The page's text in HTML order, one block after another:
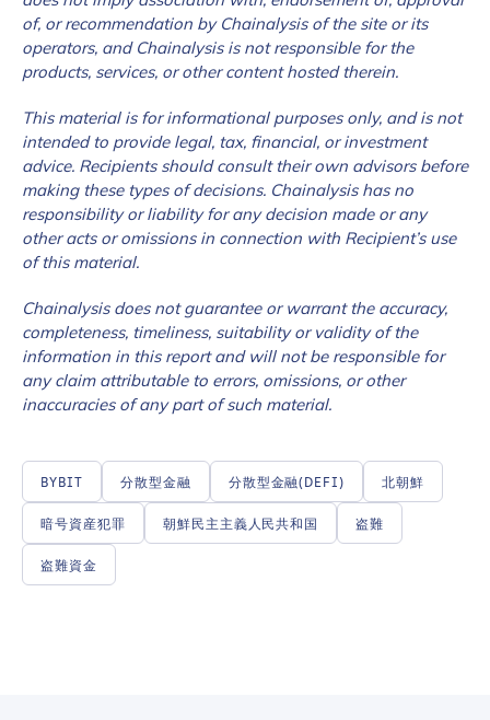
of, or recommendation by Chainalysis of the site or its
operators, and Chainalysis is not responsible for the
products, services, or other content hosted therein.
This material is for informational purposes only, and is not
intended to provide legal, tax, financial, or investment
advice. Recipients should consult their own advisors before
making these types of decisions. Chainalysis has no
responsibility or liability for any decision made or any
other acts or omissions in connection with Recipient’s use
of this material.
Chainalysis does not guarantee or warrant the accuracy,
completeness, timeliness, suitability or validity of the
information in this report and will not be responsible for
any claim attributable to errors, omissions, or other
inaccuracies of any part of such material.
BYBIT 分散型金融 分散型金融(DEFI) 北朝鮮
暗号資産犯罪 朝鮮民主主義人民共和国 盗難
盗難資金
Contact us
First Name